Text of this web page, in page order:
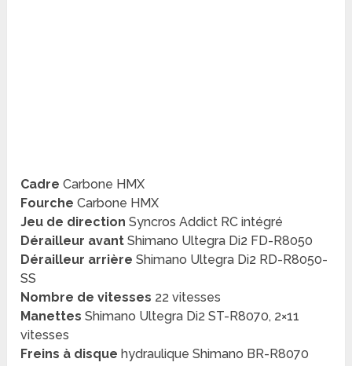
Cadre Carbone HMX
Fourche Carbone HMX
Jeu de direction Syncros Addict RC intégré
Dérailleur avant Shimano Ultegra Di2 FD-R8050
Dérailleur arrière Shimano Ultegra Di2 RD-R8050-
SS
Nombre de vitesses 22 vitesses
Manettes Shimano Ultegra Di2 ST-R8070, 2×11
vitesses
Freins à disque hydraulique Shimano BR-R8070